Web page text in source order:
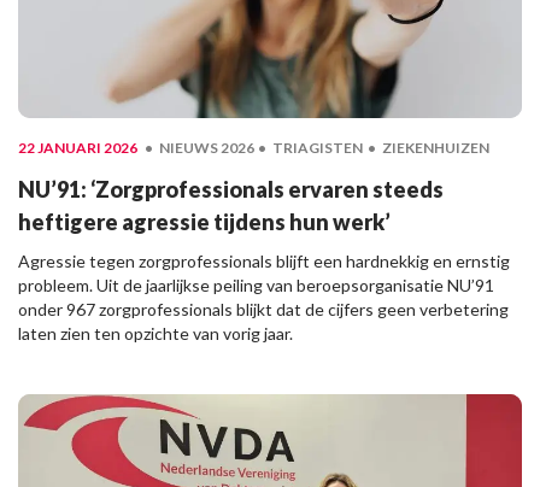
22 JANUARI 2026 NIEUWS 2026 TRIAGISTEN ZIEKENHUIZEN
NU’91: ‘Zorgprofessionals ervaren steeds
heftigere agressie tijdens hun werk’
Agressie tegen zorgprofessionals blijft een hardnekkig en ernstig
probleem. Uit de jaarlijkse peiling van beroepsorganisatie NU’91
onder 967 zorgprofessionals blijkt dat de cijfers geen verbetering
laten zien ten opzichte van vorig jaar.